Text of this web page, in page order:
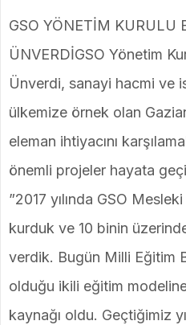
GSO YÖNETİM KURULU
ÜNVERDİGSO Yönetim
Ünverdi, sanayi hacmi ve
ülkemize örnek olan
eleman ihtiyacını
önemli projeler hayata
”2017 yılında GSO
kurduk ve 10 binin
verdik. Bugün Milli Eğitim
olduğu ikili eğitim
kaynağı oldu. Geçtiğimiz